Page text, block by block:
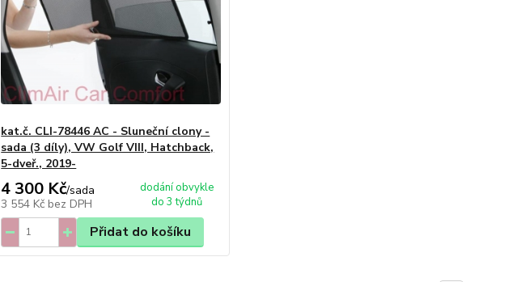
kat.č. CLI-78446 AC - Sluneční clony -
sada (3 díly), VW Golf VIII, Hatchback,
5-dveř., 2019-
4 300 Kč/sada
3 554 Kč bez DPH
dodání obvykle
do 3 týdnů
Přidat do košíku